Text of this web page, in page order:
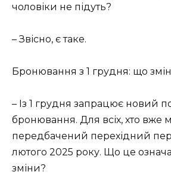
чоловіки не підуть?
– Звісно, є таке.
Бронювання з 1 грудня: що
– Із 1 грудня запрацює новий
бронювання. Для всіх, хто вже
передбачений перехідний
лютого 2025 року. Що це
зміни?